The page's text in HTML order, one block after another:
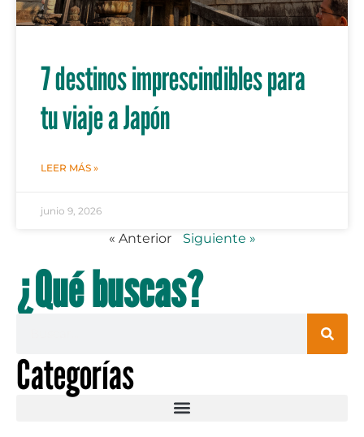
7 destinos imprescindibles para
tu viaje a Japón
LEER MÁS »
junio 9, 2026
« Anterior Siguiente »
¿Qué buscas?
Categorías